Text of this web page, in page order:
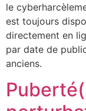
le
est toujours
directement en
par date de
anciens.